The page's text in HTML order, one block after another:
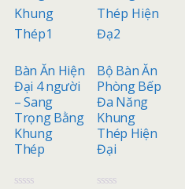
Bàn Ăn Hiện
Đại 4 người
– Sang
Trọng Bằng
Khung
Thép
Bộ Bàn Ăn
Phòng Bếp
Đa Năng
Khung
Thép Hiện
Đại